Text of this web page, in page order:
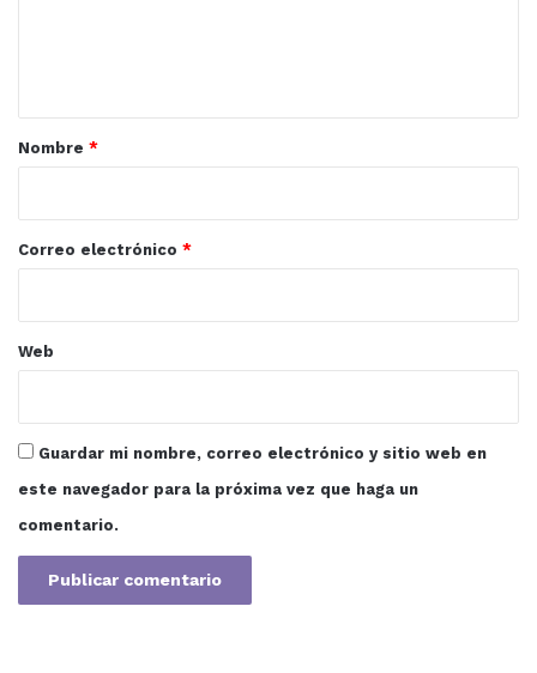
r
*
Nombre *
Correo electrónico *
Web
Guardar mi nombre, correo electrónico y sitio web en
este navegador para la próxima vez que haga un
comentario.